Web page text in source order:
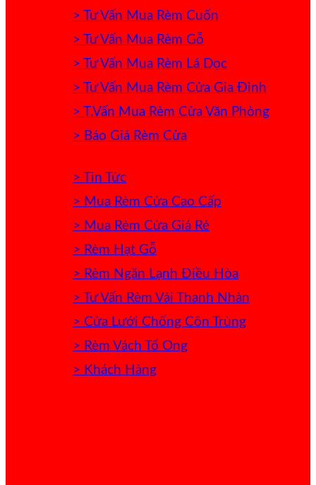
> Tư Vấn Mua Rèm Cuốn
> Tư Vấn Mua Rèm Gỗ
> Tư Vấn Mua Rèm Lá Dọc
> Tư Vấn Mua Rèm Cửa Gia Đình
> T.Vấn Mua Rèm Cửa Văn Phòng
> Báo Giá Rèm Cửa
> Tin Tức
> Mua Rèm Cửa Cao Cấp
> Mua Rèm Cửa Giá Rẻ
> Rèm Hạt Gỗ
> Rèm Ngăn Lạnh Điều Hòa
> Tư Vấn Rèm Vải Thanh Nhàn
> Cửa Lưới Chống Côn Trùng
> Rèm Vách Tổ Ong
> Khách Hàng